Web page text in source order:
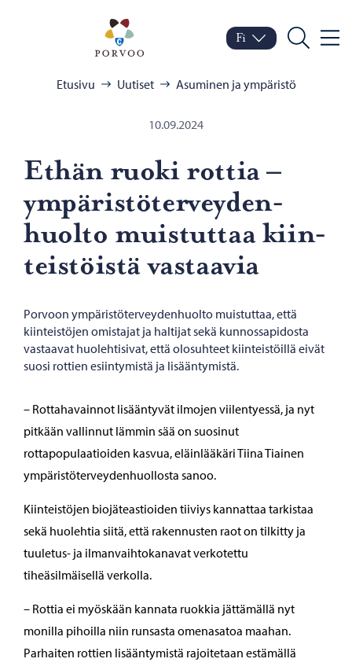
Porvoo – Siirry
Vaihda kieltä
Nykyinen kieli: Suomi
Fi
Hae
Etusivu Uutiset Asuminen ja ympäristö
10.09.2024
Ethän ruoki rot­tia –
ym­pä­ris­tö­ter­vey­den­
huol­to muis­tut­taa kiin­
teis­töis­tä vas­taa­via
Porvoon ympäristöterveydenhuolto muistuttaa, että
kiinteistöjen omistajat ja haltijat sekä kunnossapidosta
vastaavat huolehtisivat, että olosuhteet kiinteistöillä eivät
suosi rottien esiintymistä ja lisääntymistä.
– Rottahavainnot lisääntyvät ilmojen viilentyessä, ja nyt
pitkään vallinnut lämmin sää on suosinut
rottapopulaatioiden kasvua, eläinlääkäri Tiina Tiainen
ympäristöterveydenhuollosta sanoo.
Kiinteistöjen biojäteastioiden tiiviys kannattaa tarkistaa
sekä huolehtia siitä, että rakennusten raot on tilkitty ja
tuuletus- ja ilmanvaihtokanavat verkotettu
tiheäsilmäisellä verkolla.
– Rottia ei myöskään kannata ruokkia jättämällä nyt
monilla pihoilla niin runsasta omenasatoa maahan.
Parhaiten rottien lisääntymistä rajoitetaan estämällä